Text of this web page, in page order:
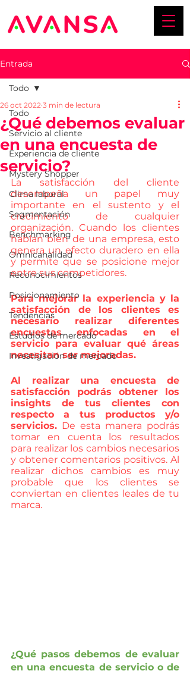
Entrada
Todo
Servicio al cliente
Experiencia de cliente
Mystery Shopper
Clima laboral
Segmentación
Benchmarking
Omnicanalidad
Reconocimientos
Posicionamiento
Tendencias
Estudios de mercado
Investigación de mercado
Todo
¿Qué debemos evaluar
en una encuesta de
servicio?
26 oct 2022 3 min de lectura
La satisfacción del cliente
desempeña un papel muy
importante en el sustento y el
crecimiento de cualquier
organización. Cuando los clientes
hablan bien de una empresa, esto
genera un efecto duradero en ella
y permite que se posicione mejor
entre sus competidores.
Para mejorar la experiencia y la
satisfacción de los clientes es
necesario realizar diferentes
encuestas enfocadas en el
servicio para evaluar qué áreas
necesitan ser mejoradas.
Al realizar una encuesta de
satisfacción podrás obtener los
insights de tus clientes con
respecto a tus productos y/o
servicios. De esta manera podrás
tomar en cuenta los resultados
para realizar los cambios necesarios
y obtener comentarios positivos. Al
realizar dichos cambios es muy
probable que los clientes se
conviertan en clientes leales de tu
marca.
¿Qué pasos debemos de evaluar
en una encuesta de servicio o de